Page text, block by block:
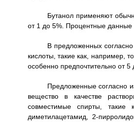
Бутанол применяют
от 1 до 5%. Процентные данные
В предложенных
кислоты, такие как, например,
особенно предпочтительно от 5
Предложенные согласно
вещество в качестве
совместимые спирты, такие
диметилацетамид, 2-